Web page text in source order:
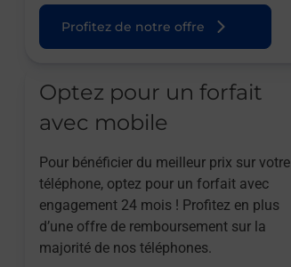
Profitez de notre offre
Optez pour un forfait
avec mobile
Pour bénéficier du meilleur prix sur votre
téléphone, optez pour un forfait avec
engagement 24 mois ! Profitez en plus
d’une offre de remboursement sur la
majorité de nos téléphones.